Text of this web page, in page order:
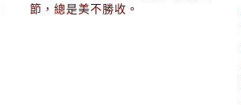
節，總是美不勝收。